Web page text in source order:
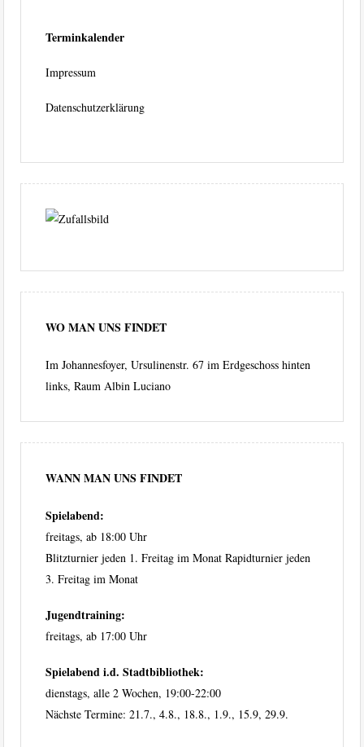
Terminkalender
Impressum
Datenschutzerklärung
WO MAN UNS FINDET
Im Johannesfoyer, Ursulinenstr. 67 im Erdgeschoss hinten
links, Raum Albin Luciano
WANN MAN UNS FINDET
Spielabend:
freitags, ab 18:00 Uhr
Blitzturnier jeden 1. Freitag im Monat Rapidturnier jeden
3. Freitag im Monat
Jugendtraining:
freitags, ab 17:00 Uhr
Spielabend i.d. Stadtbibliothek:
dienstags, alle 2 Wochen, 19:00-22:00
Nächste Termine: 21.7., 4.8., 18.8., 1.9., 15.9, 29.9.